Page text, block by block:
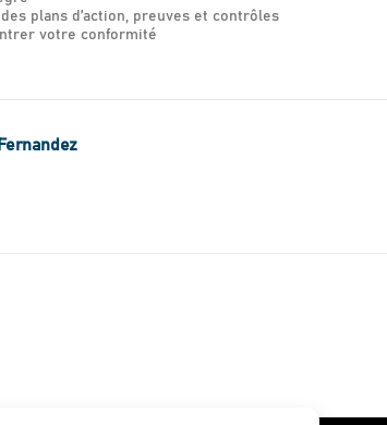
plans d’action, preuves et contrôles
votre conformité